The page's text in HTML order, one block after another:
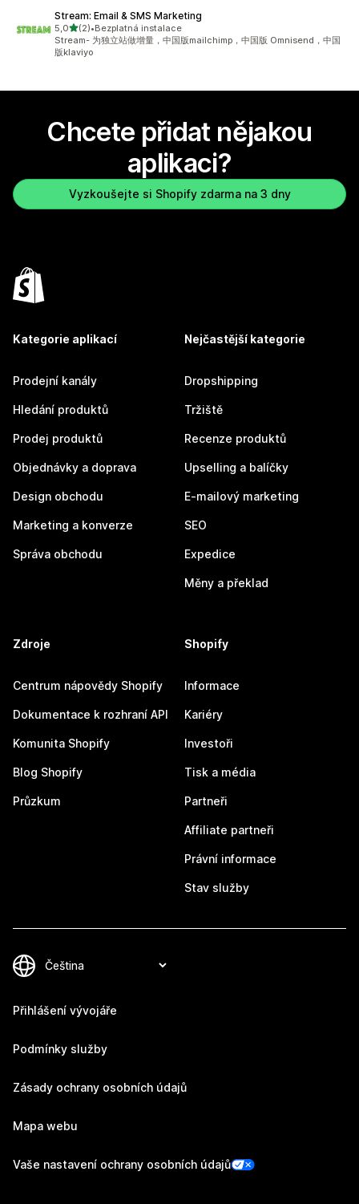
Stream: Email & SMS Marketing
5,0z 5 hvězd
(2)
Celkový počet recenzí: 2
•Bezplatná instalace
Stream- 为独立站做增量，中国版mailchimp，中国版 Omnisend，中国
版klaviyo
Chcete přidat nějakou
aplikaci?
Vyzkoušejte si Shopify zdarma na 3 dny
Kategorie aplikací
Prodejní kanály
Hledání produktů
Prodej produktů
Objednávky a doprava
Design obchodu
Marketing a konverze
Správa obchodu
Nejčastější kategorie
Dropshipping
Tržiště
Recenze produktů
Upselling a balíčky
E-mailový marketing
SEO
Expedice
Měny a překlad
Zdroje
Centrum nápovědy Shopify
Dokumentace k rozhraní API
Komunita Shopify
Blog Shopify
Průzkum
Shopify
Informace
Kariéry
Investoři
Tisk a média
Partneři
Affiliate partneři
Právní informace
Stav služby
Přihlášení vývojáře
Podmínky služby
Zásady ochrany osobních údajů
Mapa webu
Vaše nastavení ochrany osobních údajů